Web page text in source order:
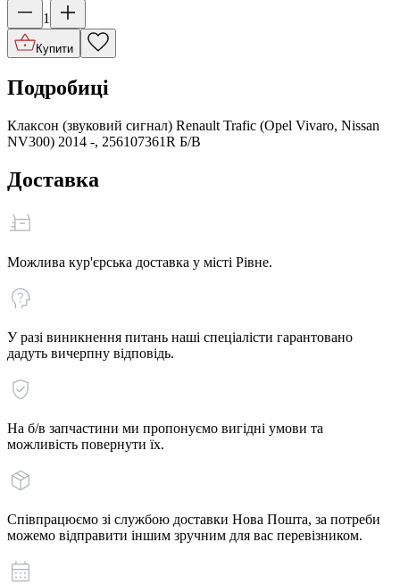
1
Купити
Подробиці
Клаксон (звуковий сигнал) Renault Trafic (Opel Vivaro, Nissan
NV300) 2014 -, 256107361R Б/В
Доставка
Можлива кур'єрська доставка у місті Рівне.
У разі виникнення питань наші спеціалісти гарантовано
дадуть вичерпну відповідь.
На б/в запчастини ми пропонуємо вигідні умови та
можливість повернути їх.
Співпрацюємо зі службою доставки Нова Пошта, за потреби
можемо відправити іншим зручним для вас перевізником.